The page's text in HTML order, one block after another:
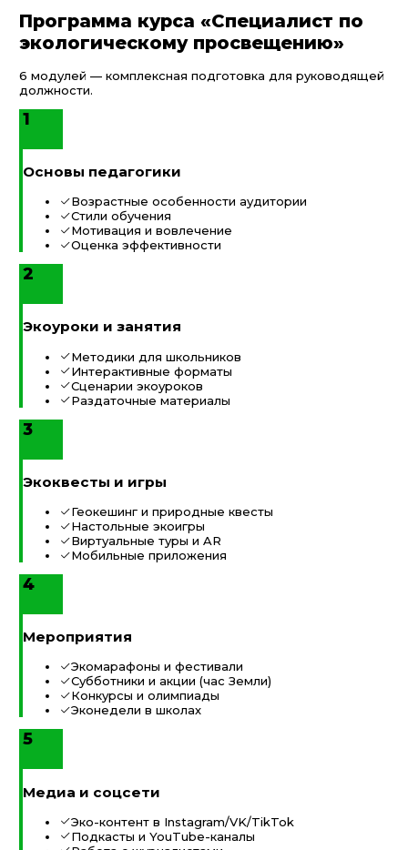
Программа курса «Специалист по
экологическому просвещению»
6 модулей — комплексная подготовка для руководящей
должности.
1
Основы педагогики
Возрастные особенности аудитории
Стили обучения
Мотивация и вовлечение
Оценка эффективности
2
Экоуроки и занятия
Методики для школьников
Интерактивные форматы
Сценарии экоуроков
Раздаточные материалы
3
Экоквесты и игры
Геокешинг и природные квесты
Настольные экоигры
Виртуальные туры и AR
Мобильные приложения
4
Мероприятия
Экомарафоны и фестивали
Субботники и акции (час Земли)
Конкурсы и олимпиады
Эконедели в школах
5
Медиа и соцсети
Эко-контент в Instagram/VK/TikTok
Подкасты и YouTube-каналы